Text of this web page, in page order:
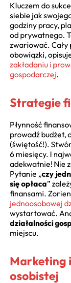
Kluczem do
siebie jak
godziny pracy,
od prywatnego.
zwariować. Cały
obowiązki,
zakładaniu i
gospodarczej.
Strategie
Płynność
prowadź budżet,
(świętość!).
6 miesięcy. I
adekwatnie! Nie
Pytanie „czy
się opłaca”
finansami.
jednoosobowej
wystartować.
działalności
miejscu.
Marketing
osobistej